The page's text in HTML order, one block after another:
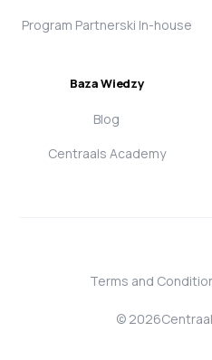
Program Partnerski In-house
Baza Wiedzy
Blog
Centraals Academy
©
Terms and
Login